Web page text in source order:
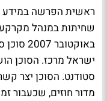
ראשית הפרשה במידע
שחיתות במנהל
ישראל מרכז. הסוכן
סטודנט. הסוכן יצר
מדור חוזים, שכעבור